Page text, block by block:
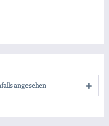
angesehen